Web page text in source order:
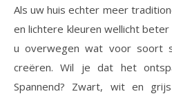
Als uw huis echter meer
en lichtere kleuren wellicht
u overwegen wat voor soort
creëren. Wil je dat het
Spannend? Zwart, wit en